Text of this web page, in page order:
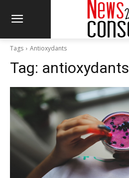
Tags Antioxydants
Tag: antioxydants